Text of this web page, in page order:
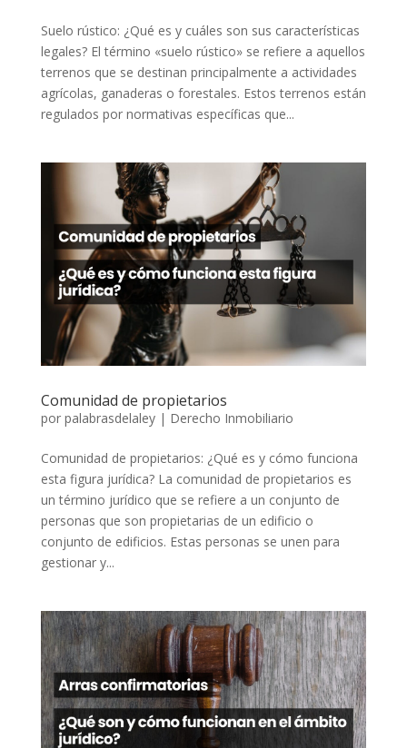
Suelo rústico: ¿Qué es y cuáles son sus características
legales? El término «suelo rústico» se refiere a aquellos
terrenos que se destinan principalmente a actividades
agrícolas, ganaderas o forestales. Estos terrenos están
regulados por normativas específicas que...
Comunidad de propietarios
por palabrasdelaley| Derecho Inmobiliario
Comunidad de propietarios: ¿Qué es y cómo funciona
esta figura jurídica? La comunidad de propietarios es
un término jurídico que se refiere a un conjunto de
personas que son propietarias de un edificio o
conjunto de edificios. Estas personas se unen para
gestionar y...